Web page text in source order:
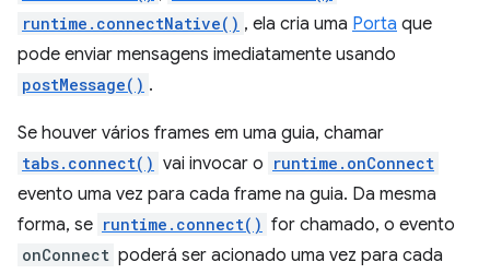
runtime.connectNative() , ela cria uma Porta que
pode enviar mensagens imediatamente usando
postMessage() .
Se houver vários frames em uma guia, chamar
tabs.connect() vai invocar o runtime.onConnect
evento uma vez para cada frame na guia. Da mesma
forma, se runtime.connect() for chamado, o evento
onConnect poderá ser acionado uma vez para cada